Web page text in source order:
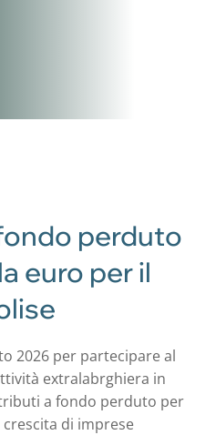
perduto
euro per il
2026 per partecipare al
extralabrghiera in
a fondo perduto per
di imprese